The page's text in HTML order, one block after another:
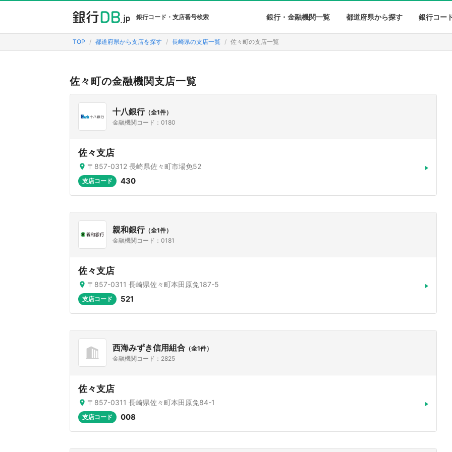
銀行コード・支店番号検索 銀行・金融機関一覧 都道府県から探す 銀行コー
TOP 都道府県から支店を探す 長崎県の支店一覧 佐々町の支店一覧
佐々町の金融機関支店一覧
十八銀行（全1件）
金融機関コード：0180
佐々支店
〒857-0312 長崎県佐々町市場免52
支店コード 430
親和銀行（全1件）
金融機関コード：0181
佐々支店
〒857-0311 長崎県佐々町本田原免187-5
支店コード 521
西海みずき信用組合 （全1件）
金融機関コード：2825
佐々支店
〒857-0311 長崎県佐々町本田原免84-1
支店コード 008